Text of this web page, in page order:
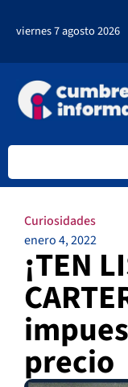
viernes 7 agosto 2026
Curiosidades
enero 4, 2022
¡TEN
precio